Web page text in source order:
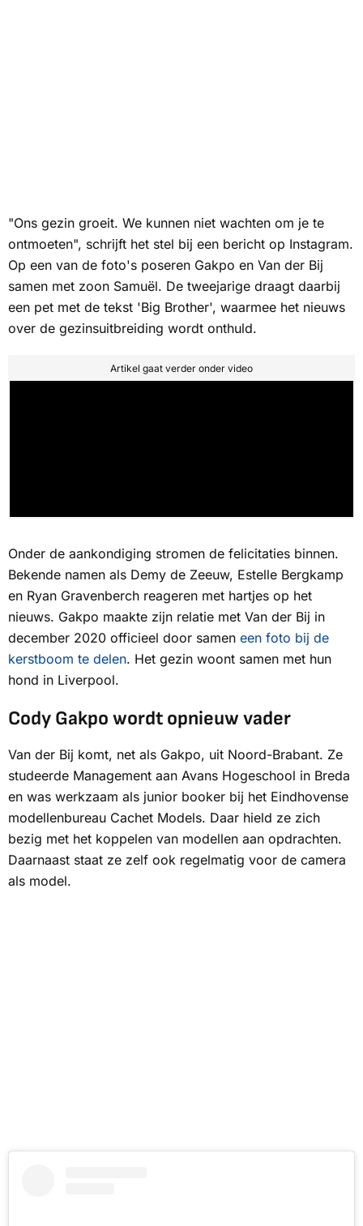
"Ons gezin groeit. We kunnen niet wachten om je te
ontmoeten", schrijft het stel bij een bericht op Instagram.
Op een van de foto's poseren Gakpo en Van der Bij
samen met zoon Samuël. De tweejarige draagt daarbij
een pet met de tekst 'Big Brother', waarmee het nieuws
over de gezinsuitbreiding wordt onthuld.
Artikel gaat verder onder video
Onder de aankondiging stromen de felicitaties binnen.
Bekende namen als Demy de Zeeuw, Estelle Bergkamp
en Ryan Gravenberch reageren met hartjes op het
nieuws. Gakpo maakte zijn relatie met Van der Bij in
december 2020 officieel door samen een foto bij de
kerstboom te delen. Het gezin woont samen met hun
hond in Liverpool.
Cody Gakpo wordt opnieuw vader
Van der Bij komt, net als Gakpo, uit Noord-Brabant. Ze
studeerde Management aan Avans Hogeschool in Breda
en was werkzaam als junior booker bij het Eindhovense
modellenbureau Cachet Models. Daar hield ze zich
bezig met het koppelen van modellen aan opdrachten.
Daarnaast staat ze zelf ook regelmatig voor de camera
als model.